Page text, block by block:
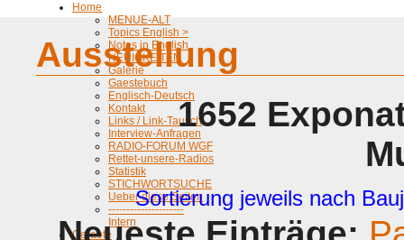
Home
MENUE-ALT
Topics English >
Notes in English
NEUIGKEITEN
Galerie
Gaestebuch
Englisch-Deutsch
Kontakt
Links / Link-Tausch
Interview-Anfragen
RADIO-FORUM WGF
Rettet-unsere-Radios
Statistik
STICHWORTSUCHE
Ueber diese Seiten
---------------------
Intern
Geraete
Ausstellung
1652
Sortierung jeweils nach